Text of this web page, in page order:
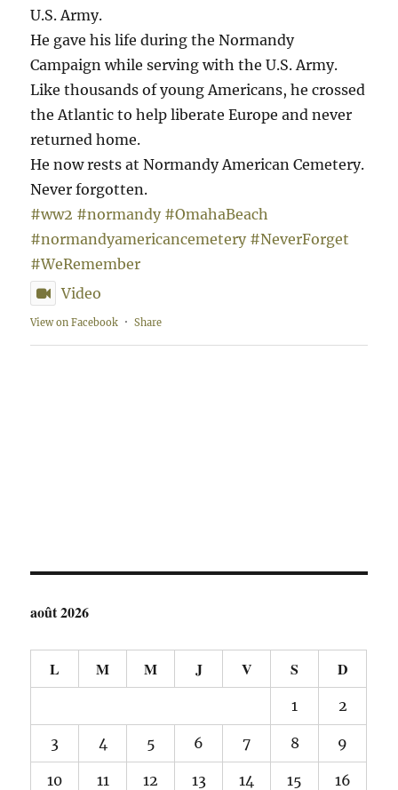
U.S. Army.
He gave his life during the Normandy
Campaign while serving with the U.S. Army.
Like thousands of young Americans, he crossed
the Atlantic to help liberate Europe and never
returned home.
He now rests at Normandy American Cemetery.
Never forgotten.
#ww2 #normandy #OmahaBeach
#normandyamericancemetery #NeverForget
#WeRemember
Video
View on Facebook · Share
août 2026
L M M J V S D
1 2
3 4 5 6 7 8 9
10 11 12 13 14 15 16